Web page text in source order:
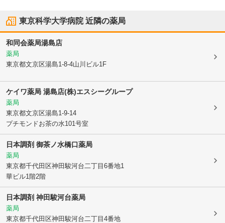
東京科学大学病院近隣の薬局
和同会薬局湯島店
薬局
東京都文京区湯島1-8-4山川ビル1F
ケイワ薬局 湯島店(株)エスシーグループ
薬局
東京都文京区湯島1-9-14
プチモンドお茶の水101号室
日本調剤 御茶ノ水橋口薬局
薬局
東京都千代田区神田駿河台二丁目6番地1
華ビル1階2階
日本調剤 神田駿河台薬局
薬局
東京都千代田区神田駿河台二丁目4番地